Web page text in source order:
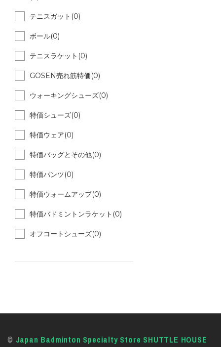
テニスガット(0)
ボール(0)
テニスラケット(0)
GOSEN売れ筋特価(0)
ウォーキングシューズ(0)
特価シューズ(0)
特価ウェア(0)
特価バッグとその他(0)
特価パンツ(0)
特価ウォームアップ(0)
特価バドミントンラケット(0)
オフコートシューズ(0)
© Japan Badminton Specialty Store SHUTTLE HOUSE